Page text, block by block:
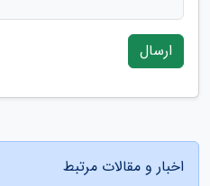
ارسال
اخبار و مقالات مرتبط